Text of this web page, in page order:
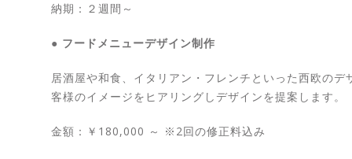
納期：２週間～
● フードメニューデザイン制作
居酒屋や和食、イタリアン・フレンチといった西欧のデ
客様のイメージをヒアリングしデザインを提案します。
金額：￥180,000 ～ ※2回の修正料込み